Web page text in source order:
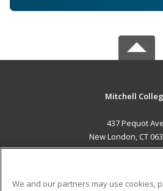
Mitchell
437 Pequot
New London, CT
We and our partners may use cookies,